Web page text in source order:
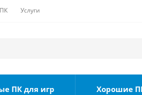
Услуги
ПК для игр Хорошие